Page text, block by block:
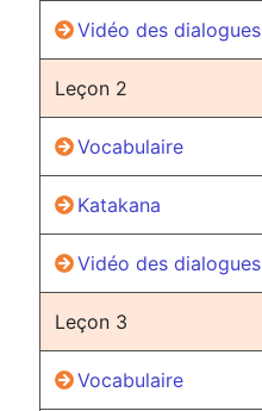
Vidéo des dialogues
Leçon 2
Vocabulaire
Katakana
Vidéo des dialogues
Leçon 3
Vocabulaire